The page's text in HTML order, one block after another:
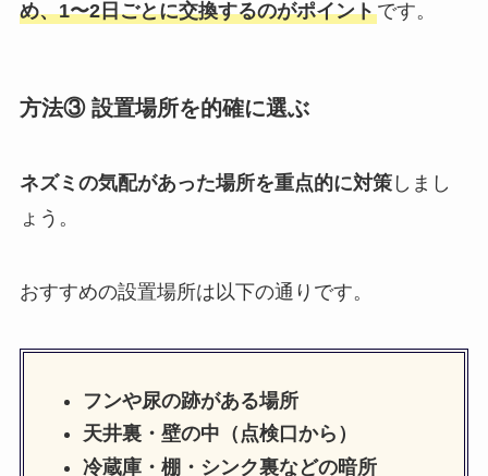
め、1〜2日ごとに交換するのがポイントです。
方法③ 設置場所を的確に選ぶ
ネズミの気配があった場所を重点的に対策しまし
ょう。
おすすめの設置場所は以下の通りです。
フンや尿の跡がある場所
天井裏・壁の中（点検口から）
冷蔵庫・棚・シンク裏などの暗所